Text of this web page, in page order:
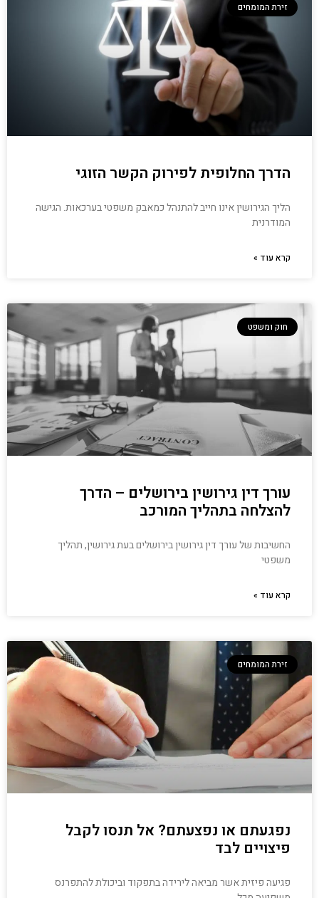
זירת המומחים
הדרך החלופית לפירוק הקשר הזוגי
הליך הגירושין אינו חייב להתנהל כמאבק משפטי בערכאות. הגישה
המודרנית
קרא עוד »
חוק ומשפט
עורך דין גירושין בירושלים – הדרך
להצלחה בתהליך המורכב
החשיבות של עורך דין גירושין בירושלים בעת גירושין, תהליך
משפטי
קרא עוד »
זירת המומחים
נפגעתם או נפצעתם? אל תנסו לקבל
פיצויים לבד
פגיעה פיזית אשר מביאה לירידה בתפקוד וביכולת להתפרנס